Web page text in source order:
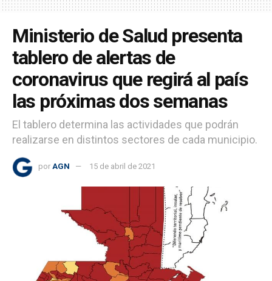
Ministerio de Salud presenta
tablero de alertas de
coronavirus que regirá al país
las próximas dos semanas
El tablero determina las actividades que podrán
realizarse en distintos sectores de cada municipio.
por AGN 15 de abril de 2021